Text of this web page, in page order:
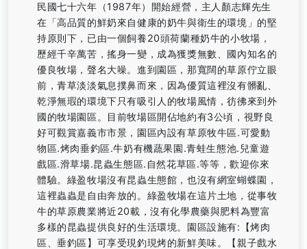
民國七十六年（1987年）開始經營，主人顏志輝先生
在「高品質的鮮奶來自健康的奶牛與衛生的環境」的堅
持原則下，已由一個飼養20頭荷蘭種奶牛的小牧場，
歷經千辛萬苦，搖身一變，成為獲獎無數、國內知名的
優良牧場，聲名大噪。進到園區，那寬闊的草原佇立眼
前，青草淡淡氣息撲鼻而來，因為優質這裡沒有髒亂、
乾淨無瑕的環境下只有吸引人的牧場風情，彷彿來到外
國的牧場園區。目前牧場區開佔地約有3公頃，視野良
好可觀賞嘉義市市景，園區內設有草原牧牛區.可愛動
物區.烤肉垂釣區.牛奶有機蔬果園.青蛙生態池.兒童遊
戲區.滑草場.昆蟲生態區.自然花草區.等等，歡迎你來
體驗。綠盈牧場沒有昆蟲生態館，也沒有網室蝴蝶園，
這裡蟲蟲是自由奔放的。綠盈牧場在這片土地，從事牧
牛的草原農業將近20載，沒有化學農藥與肥料為豐富
多樣的昆蟲提供良好的生活環境。園區設施有:【烤肉
區、垂釣區】可享受現釣現烤的新鮮美味。【親子戲水